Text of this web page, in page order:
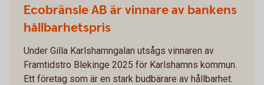
Ecobränsle AB är vinnare av bankens
hållbarhetspris
Under Gilla Karlshamngalan utsågs vinnaren av
Framtidstro Blekinge 2025 för Karlshamns kommun.
Ett företag som är en stark budbärare av hållbarhet.